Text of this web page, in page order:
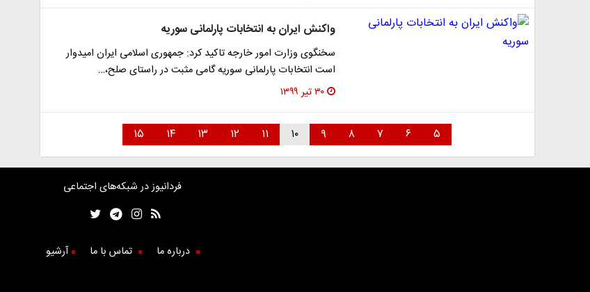
واکنش ایران به انتخابات پارلمانی سوریه
سخنگوی وزارت امور خارجه تاکید کرد: جمهوری اسلامی ایران امیدوار
است انتخابات پارلمانی سوریه گامی مثبت در راستای صلح،…
۳۰ تیر ۱۳۹۹
۵ ۶ ۷ ۸ ۹ ۱۰ ۱۱ ۱۲ ۱۳ ۱۴ ۱۵
فردانیوز در شبکه‌های اجتماعی
درباره ما تماس با ما آرشیو